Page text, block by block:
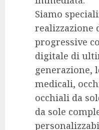
Siamo
realizzazione
progressive
digitale di
generazione,
medicali,
occhiali da
da sole